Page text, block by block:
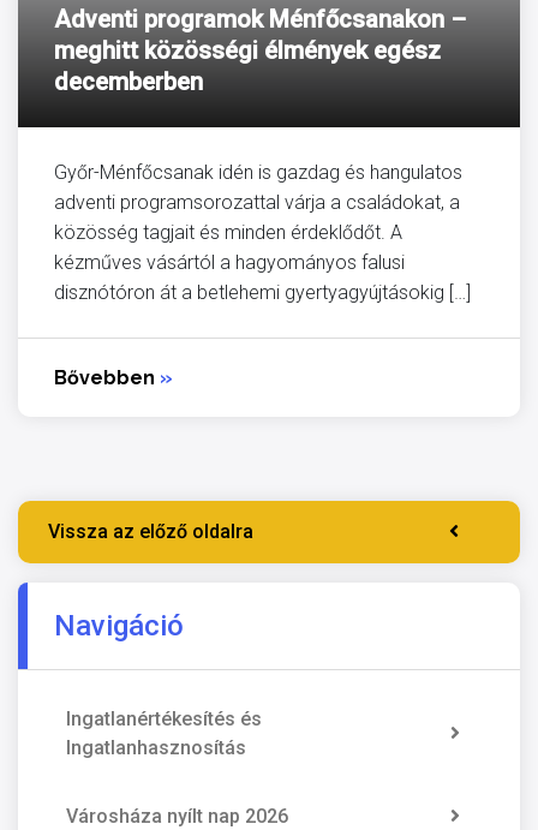
Adventi programok Ménfőcsanakon –
meghitt közösségi élmények egész
decemberben
Győr-Ménfőcsanak idén is gazdag és hangulatos
adventi programsorozattal várja a családokat, a
közösség tagjait és minden érdeklődőt. A
kézműves vásártól a hagyományos falusi
disznótóron át a betlehemi gyertyagyújtásokig […]
Bővebben »
Vissza az előző oldalra
Navigáció
Ingatlanértékesítés és
Ingatlanhasznosítás
Városháza nyílt nap 2026